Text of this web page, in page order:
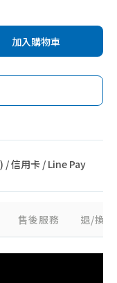
加入購物車
/ 信用卡 / Line Pay
售後服務 退/換